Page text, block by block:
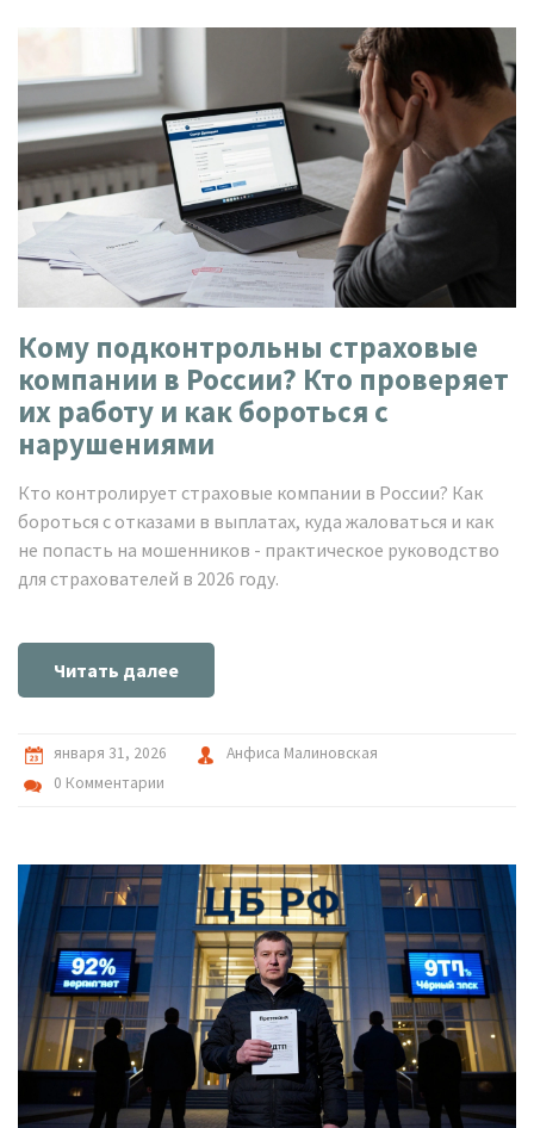
Кому подконтрольны страховые
компании в России? Кто проверяет
их работу и как бороться с
нарушениями
Кто контролирует страховые компании в России? Как
бороться с отказами в выплатах, куда жаловаться и как
не попасть на мошенников - практическое руководство
для страхователей в 2026 году.
Читать далее
января 31, 2026
Анфиса Малиновская
0 Комментарии